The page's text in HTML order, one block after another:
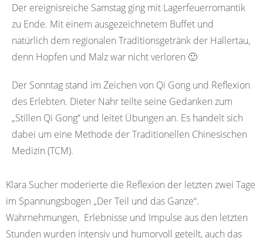
Der ereignisreiche Samstag ging mit Lagerfeuerromantik
zu Ende. Mit einem ausgezeichnetem Buffet und
natürlich dem regionalen Traditionsgetränk der Hallertau,
denn Hopfen und Malz war nicht verloren 🙂
Der Sonntag stand im Zeichen von Qi Gong und Reflexion
des Erlebten. Dieter Nahr teilte seine Gedanken zum
„Stillen Qi Gong“ und leitet Übungen an. Es handelt sich
dabei um eine Methode der Traditionellen Chinesischen
Medizin (TCM).
Klara Sucher moderierte die Reflexion der letzten zwei Tage
im Spannungsbogen „Der Teil und das Ganze“.
Wahrnehmungen, Erlebnisse und Impulse aus den letzten
Stunden wurden intensiv und humorvoll geteilt, auch das